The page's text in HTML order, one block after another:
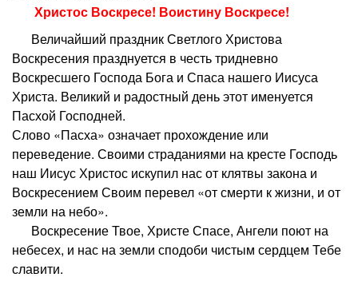
Христос Воскресе! Воистину Воскресе!
Величайший праздник Светлого Христова
Воскресения празднуется в честь тридневно
Воскресшего Господа Бога и Спаса нашего Иисуса
Христа. Великий и радостный день этот именуется
Пасхой Господней.
Слово «Пасха» означает прохождение или
переведение. Своими страданиями на кресте Господь
наш Иисус Христос искупил нас от клятвы закона и
Воскресением Своим перевел «от смерти к жизни, и от
земли на небо».
Воскресение Твое, Христе Спасе, Ангели поют на
небесех, и нас на земли сподоби чистым сердцем Тебе
славити.